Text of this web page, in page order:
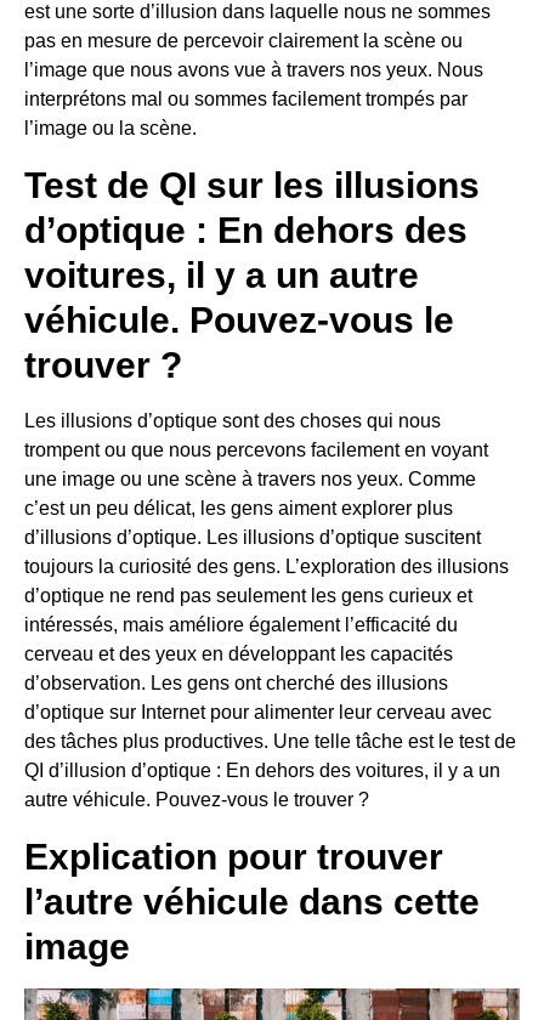
est une sorte d’illusion dans laquelle nous ne sommes
pas en mesure de percevoir clairement la scène ou
l’image que nous avons vue à travers nos yeux. Nous
interprétons mal ou sommes facilement trompés par
l’image ou la scène.
Test de QI sur les illusions
d’optique : En dehors des
voitures, il y a un autre
véhicule. Pouvez-vous le
trouver ?
Les illusions d’optique sont des choses qui nous
trompent ou que nous percevons facilement en voyant
une image ou une scène à travers nos yeux. Comme
c’est un peu délicat, les gens aiment explorer plus
d’illusions d’optique. Les illusions d’optique suscitent
toujours la curiosité des gens. L’exploration des illusions
d’optique ne rend pas seulement les gens curieux et
intéressés, mais améliore également l’efficacité du
cerveau et des yeux en développant les capacités
d’observation. Les gens ont cherché des illusions
d’optique sur Internet pour alimenter leur cerveau avec
des tâches plus productives. Une telle tâche est le test de
QI d’illusion d’optique : En dehors des voitures, il y a un
autre véhicule. Pouvez-vous le trouver ?
Explication pour trouver
l’autre véhicule dans cette
image